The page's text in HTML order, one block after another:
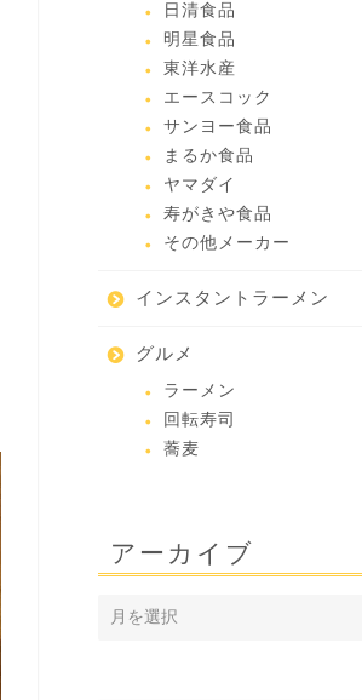
日清食品
明星食品
東洋水産
エースコック
サンヨー食品
まるか食品
ヤマダイ
寿がきや食品
その他メーカー
インスタントラーメン
グルメ
ラーメン
回転寿司
蕎麦
アーカイブ